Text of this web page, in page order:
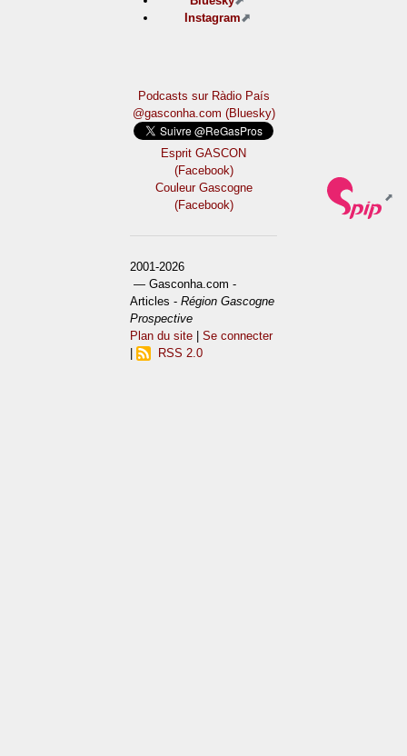
Instagram
Podcasts sur Ràdio País
@gasconha.com (Bluesky)
Esprit GASCON
(Facebook)
Couleur Gascogne
(Facebook)
2001-2026
— Gasconha.com -
Articles -Région Gascogne
Prospective
Plan du site |Se connecter
RSS 2.0